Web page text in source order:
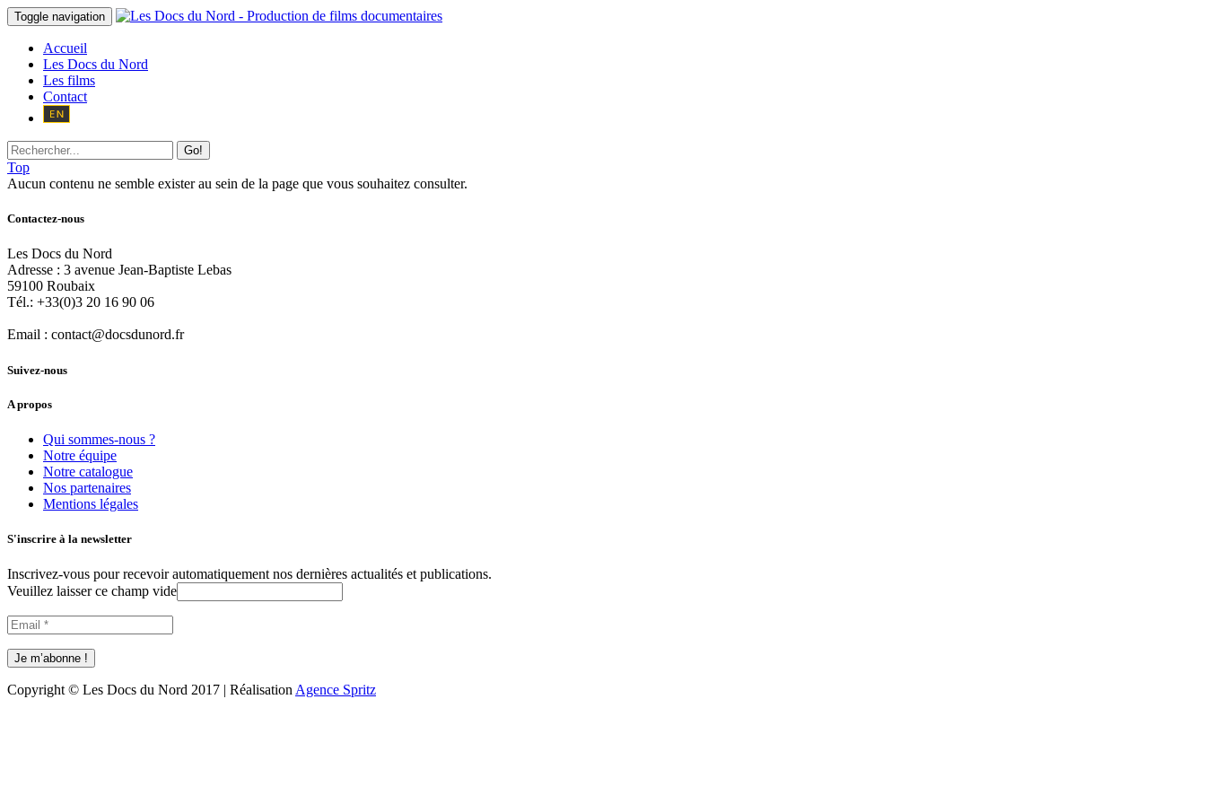
Toggle navigation
Accueil
Les Docs du Nord
Les films
Contact
Go!
Top
Aucun contenu ne semble exister au sein de la page que vous souhaitez consulter.
Contactez-nous
Les Docs du Nord
Adresse : 3 avenue Jean-Baptiste Lebas
59100 Roubaix
Tél.: +33(0)3 20 16 90 06
Email : contact@docsdunord.fr
Suivez-nous
A propos
Qui sommes-nous ?
Notre équipe
Notre catalogue
Nos partenaires
Mentions légales
S'inscrire à la newsletter
Inscrivez-vous pour recevoir automatiquement nos dernières actualités et publications.
Veuillez laisser ce champ vide
Copyright © Les Docs du Nord 2017 | Réalisation Agence Spritz